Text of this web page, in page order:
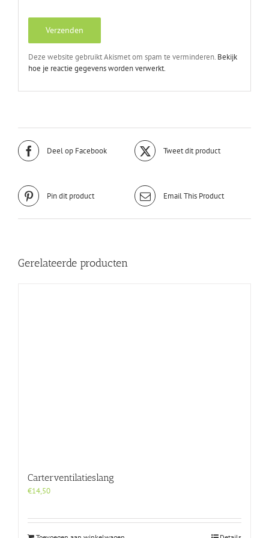
Deze website gebruikt Akismet om spam te verminderen. Bekijk
hoe je reactie gegevens worden verwerkt.
Deel op Facebook Tweet dit product
Pin dit product Email This Product
Gerelateerde producten
Carterventilatieslang
€14,50